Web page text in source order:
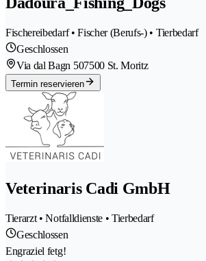
Fischereibedarf • Fischer (Berufs-) • Tierbedarf
Geschlossen
Via dal Bagn 507500 St. Moritz
Termin reservieren
Veterinaris Cadi GmbH
Tierarzt • Notfalldienste • Tierbedarf
Geschlossen
Engraziel fetg!